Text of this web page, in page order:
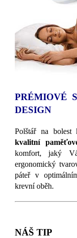
PRÉMIOVÉ
DESIGN
Polštář na
kvalitní
komfort, jaký
ergonomický
páteř v
krevní oběh.
NÁŠ TIP